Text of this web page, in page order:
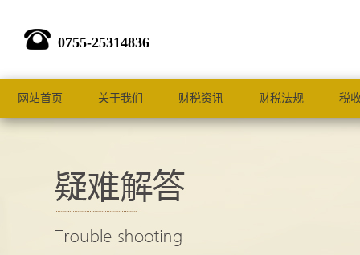
0755-25314836
网站首页 关于我们 财税资讯 财税法规 税